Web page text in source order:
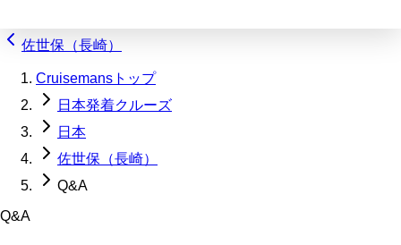
佐世保（長崎）
Cruisemansトップ
日本発着クルーズ
日本
佐世保（長崎）
Q&A
Q&A